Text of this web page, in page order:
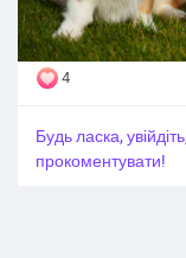
4
Будь ласка,
прокоментувати!